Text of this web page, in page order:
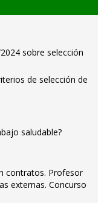
sobre selección
de selección de
saludable?
contratos. Profesor
externas. Concurso